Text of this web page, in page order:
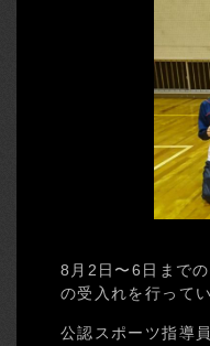
8月2日〜6日まで
の受入れを行ってい
公認スポーツ指導